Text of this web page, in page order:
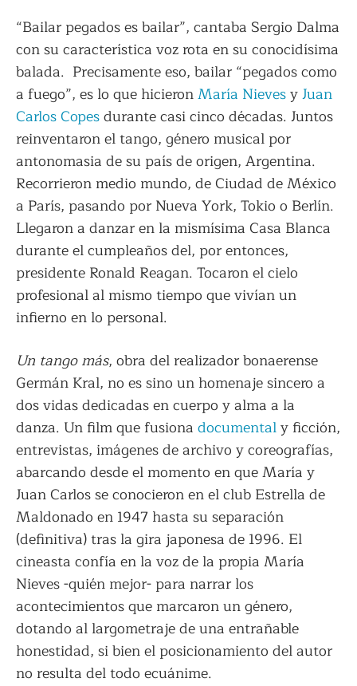
“Bailar pegados es bailar”, cantaba Sergio Dalma
con su característica voz rota en su conocidísima
balada. Precisamente eso, bailar “pegados como
a fuego”, es lo que hicieronMaría NievesyJuan
Carlos Copesdurante casi cinco décadas. Juntos
reinventaron el tango, género musical por
antonomasia de su país de origen, Argentina.
Recorrieron medio mundo, de Ciudad de México
a París, pasando por Nueva York, Tokio o Berlín.
Llegaron a danzar en la mismísima Casa Blanca
durante el cumpleaños del, por entonces,
presidente Ronald Reagan. Tocaron el cielo
profesional al mismo tiempo que vivían un
infierno en lo personal.
Un tango más, obra del realizador bonaerense
Germán Kral, no es sino un homenaje sincero a
dos vidas dedicadas en cuerpo y alma a la
danza. Un film que fusiona documentaly ficción,
entrevistas, imágenes de archivo y coreografías,
abarcando desde el momento en que María y
Juan Carlos se conocieron en el club Estrella de
Maldonado en 1947 hasta su separación
(definitiva) tras la gira japonesa de 1996. El
cineasta confía en la voz de la propia María
Nieves -quién mejor- para narrar los
acontecimientos que marcaron un género,
dotando al largometraje de una entrañable
honestidad, si bien el posicionamiento del autor
no resulta del todo ecuánime.